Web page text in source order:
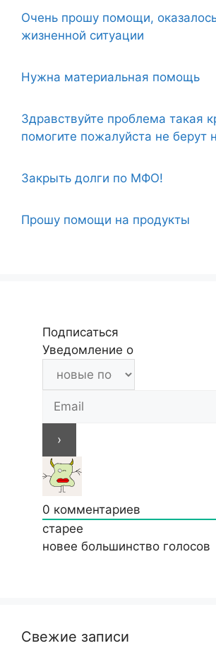
Очень прошу помощи,
жизненной ситуации
Нужна материальная помощь
Здравствуйте проблема такая
помогите пожалуйста не берут
Закрыть долги по МФО!
Прошу помощи на продукты
Подписаться
Уведомление о
0 комментариев
старее
новее большинство голосов
Свежие записи